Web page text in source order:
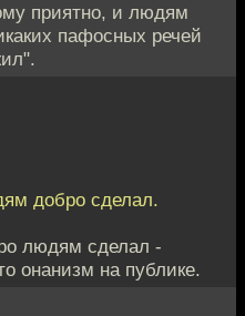
приятно, и людям
пафосных речей
добро сделал.
людям сделал -
онанизм на публике.